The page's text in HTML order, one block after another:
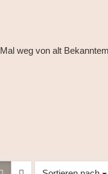
Mal weg von alt